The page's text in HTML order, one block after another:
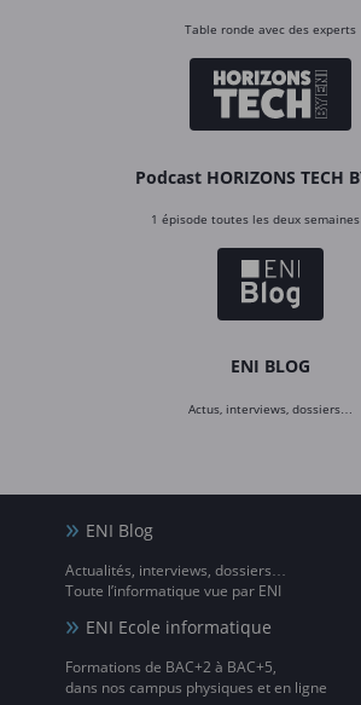
Table ronde avec des experts
Podcast HORIZONS TECH
1 épisode toutes les deux
ENI BLOG
Actus, interviews, dossiers…
ENI Blog
Actualités, interviews, dossiers…
Toute l’informatique vue par ENI
ENI Ecole informatique
Formations de BAC+2 à BAC+5,
dans nos campus physiques et en ligne